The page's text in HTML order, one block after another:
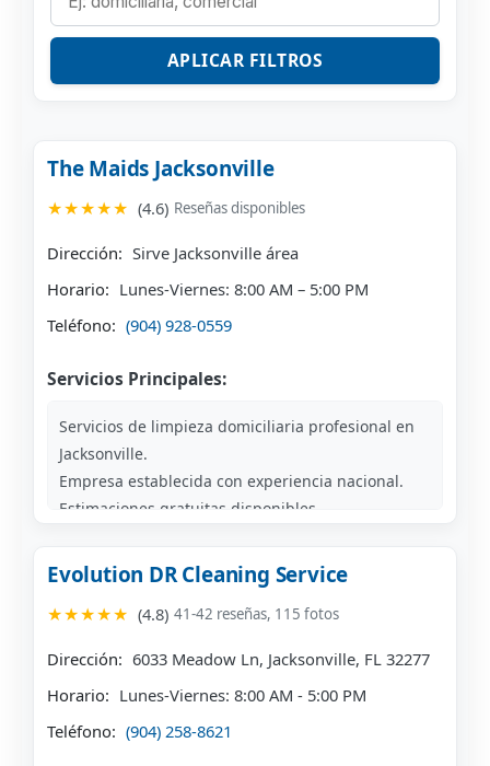
APLICAR FILTROS
The Maids Jacksonville
★★★★★ (4.6) Reseñas disponibles
Dirección: Sirve Jacksonville área
Horario: Lunes-Viernes: 8:00 AM – 5:00 PM
Teléfono: (904) 928-0559
Servicios Principales:
Servicios de limpieza domiciliaria profesional en
Jacksonville.
Empresa establecida con experiencia nacional.
Estimaciones gratuitas disponibles.
Jacksonville.
Evolution DR Cleaning Service
★★★★★ (4.8) 41-42 reseñas, 115 fotos
Dirección: 6033 Meadow Ln, Jacksonville, FL 32277
Horario: Lunes-Viernes: 8:00 AM - 5:00 PM
Teléfono: (904) 258-8621